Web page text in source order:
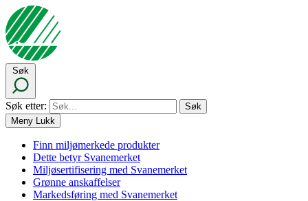
Søk
Søk etter:
Meny Lukk
Finn miljømerkede produkter
Dette betyr Svanemerket
Miljøsertifisering med Svanemerket
Grønne anskaffelser
Markedsføring med Svanemerket